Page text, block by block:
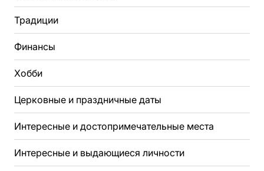
Традиции
Финансы
Хобби
Церковные и праздничные даты
Интересные и достопримечательные места
Интересные и выдающиеся личности